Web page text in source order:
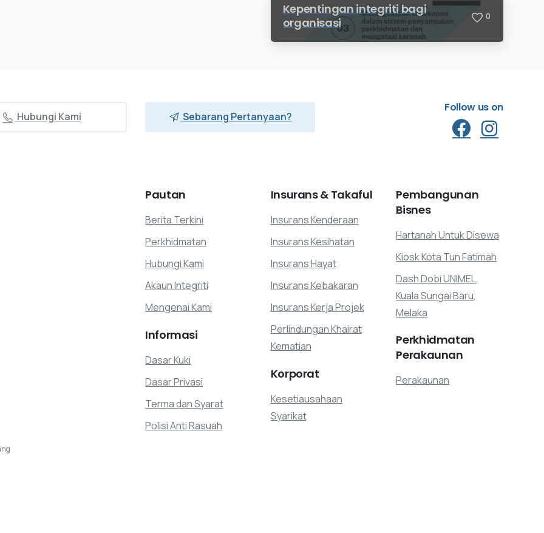
Kepentingan integriti bagi
organisasi
0
Hubungi Kami Sebarang Pertanyaan?
Follow us on
Pautan
Berita Terkini
Perkhidmatan
Hubungi Kami
Akaun Integriti
Mengenai Kami
Informasi
Dasar Kuki
Dasar Privasi
Terma dan Syarat
Polisi Anti Rasuah
Insurans& Takaful
Insurans Kenderaan
Insurans Kesihatan
Insurans Hayat
Insurans Kebakaran
Insurans Kerja Projek
Perlindungan Khairat
Kematian
Korporat
Kesetiausahaan
Syarikat
Pembangunan
Bisnes
Hartanah Untuk Disewa
Kiosk Kota Tun Fatimah
Dash Dobi UNIMEL,
Kuala Sungai Baru,
Melaka
Perkhidmatan
Perakaunan
Perakaunan